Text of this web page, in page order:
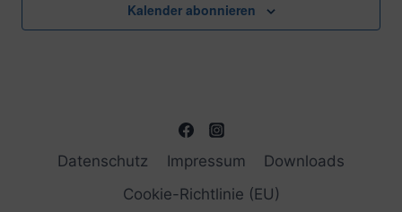
Kalender abonnieren
Datenschutz Impressum
Downloads
Cookie-Richtlinie (EU)